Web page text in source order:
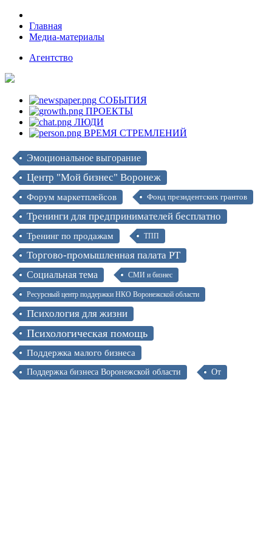
Главная
Медиа-материалы
Агентство
СОБЫТИЯ
ПРОЕКТЫ
ЛЮДИ
ВРЕМЯ СТРЕМЛЕНИЙ
Эмоциональное выгорание
Центр "Мой бизнес" Воронеж
Форум маркетплейсов Фонд президентских грантов
Тренинги для предпринимателей бесплатно
Тренинг по продажам ТПП
Торгово-промышленная палата РТ
Социальная тема СМИ и бизнес
Ресурсный центр поддержки НКО Воронежской области
Психология для жизни
Психологическая помощь
Поддержка малого бизнеса
Поддержка бизнеса Воронежской области От